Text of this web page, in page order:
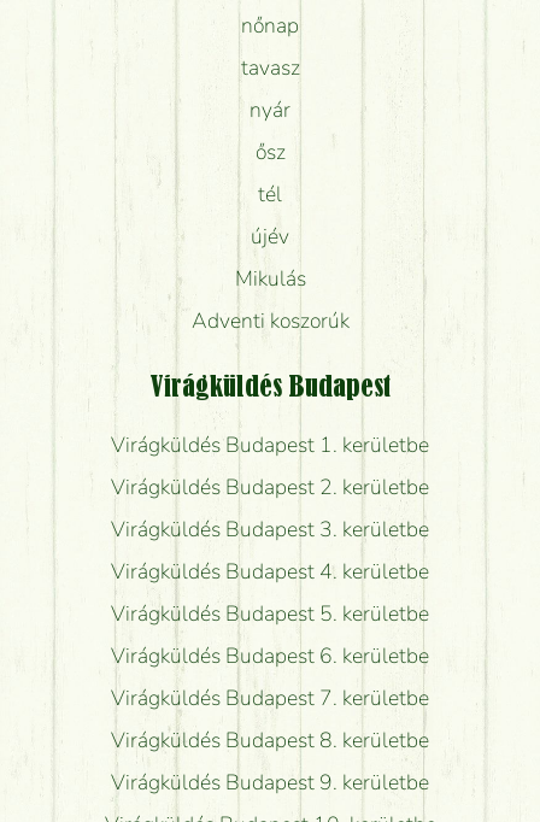
nőnap
tavasz
nyár
ősz
tél
újév
Mikulás
Adventi koszorúk
Virágküldés Budapest
Virágküldés Budapest 1. kerületbe
Virágküldés Budapest 2. kerületbe
Virágküldés Budapest 3. kerületbe
Virágküldés Budapest 4. kerületbe
Virágküldés Budapest 5. kerületbe
Virágküldés Budapest 6. kerületbe
Virágküldés Budapest 7. kerületbe
Virágküldés Budapest 8. kerületbe
Virágküldés Budapest 9. kerületbe